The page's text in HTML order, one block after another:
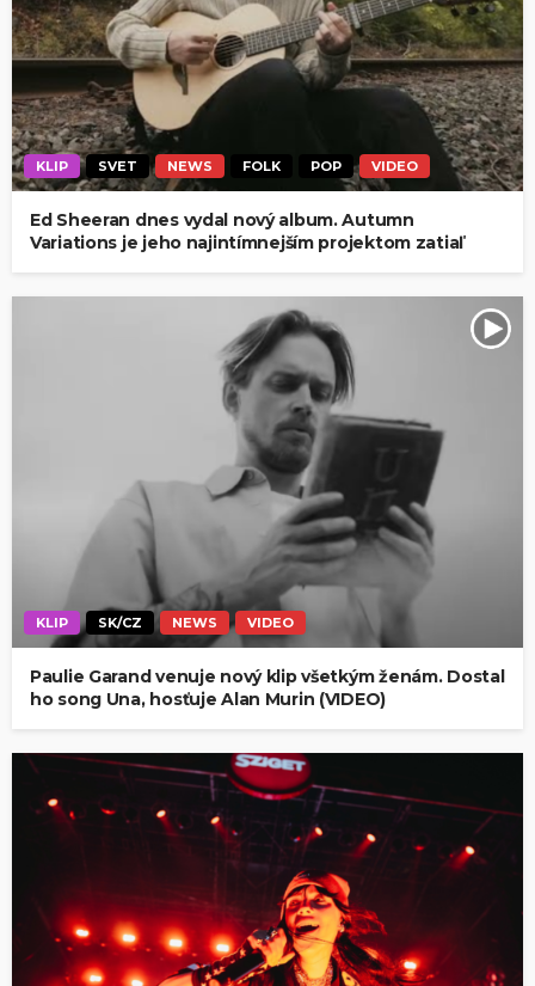
KLIP SVET NEWS FOLK POP VIDEO
Ed Sheeran dnes vydal nový album. Autumn
Variations je jeho najintímnejším projektom zatiaľ
KLIP SK/CZ NEWS VIDEO
Paulie Garand venuje nový klip všetkým ženám. Dostal
ho song Una, hosťuje Alan Murin (VIDEO)